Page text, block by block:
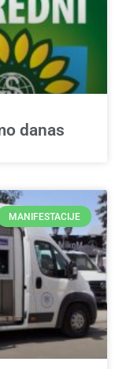
danas
MANIFESTACIJE